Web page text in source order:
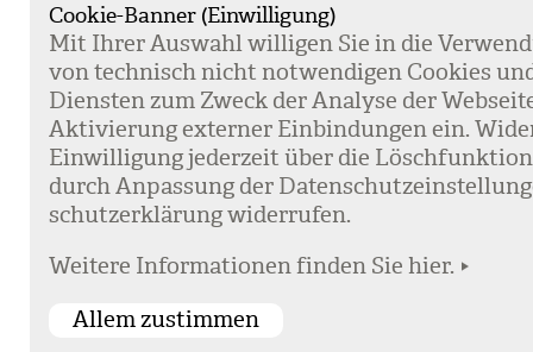
Cookie-Banner (Einwilligung)
Mit Ihrer Aus­wahl wil­li­gen Sie in die
von tech­nisch nicht not­wen­di­gen Coo­kies
Diens­ten zum Zweck der Ana­lyse der
Akti­vie­rung exter­ner Ein­bin­dun­gen ein.
Ein­wil­li­gung jeder­zeit über die
durch Anpas­sung der
schutz­er­klä­rung wider­ru­fen.
Weitere Informationen finden Sie hier.